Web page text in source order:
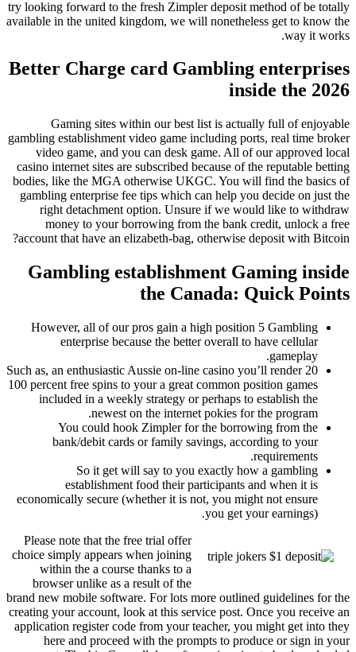
try looking forward to the fresh Zimpler deposit method of be totally
available in the united kingdom, we will nonetheless get to know the
way it works.
Better Charge card Gambling enterprises
inside the 2026
Gaming sites within our best list is actually full of enjoyable
gambling establishment video game including ports, real time broker
video game, and you can desk game. All of our approved local
casino internet sites are subscribed because of the reputable betting
bodies, like the MGA otherwise UKGC. You will find the basics of
gambling enterprise fee tips which can help you decide on just the
right detachment option. Unsure if we would like to withdraw
money to your borrowing from the bank credit, unlock a free
account that have an elizabeth-bag, otherwise deposit with Bitcoin?
Gambling establishment Gaming inside
the Canada: Quick Points
However, all of our pros gain a high position 5 Gambling
enterprise because the better overall to have cellular
gameplay.
Such as, an enthusiastic Aussie on-line casino you’ll render 20
100 percent free spins to your a great common position games
included in a weekly strategy or perhaps to establish the
newest on the internet pokies for the program.
You could hook Zimpler for the borrowing from the
bank/debit cards or family savings, according to your
requirements.
So it get will say to you exactly how a gambling
establishment food their participants and when it is
economically secure (whether it is not, you might not ensure
you get your earnings).
Please note that the free trial offer
choice simply appears when joining
within the a course thanks to a
browser unlike as a result of the
brand new mobile software. For lots more outlined guidelines for the
creating your account, look at this service post. Once you receive an
application register code from your teacher, you might get into they
here and proceed with the prompts to produce or sign in your